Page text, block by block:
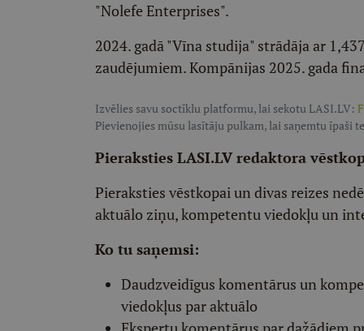
"Nolefe Enterprises".
2024. gadā "Vīna studija" strādāja ar
zaudējumiem. Kompānijas 2025. gada
Izvēlies savu soctīklu platformu, lai sekotu LASI.LV:
Pievienojies mūsu lasītāju pulkam, lai saņemtu īpaši
Pieraksties LASI.LV redaktora
Pieraksties vēstkopai un divas reizes
aktuālo ziņu, kompetentu viedokļu un
Ko tu saņemsi:
Daudzveidīgus komentārus un
viedokļus par aktuālo